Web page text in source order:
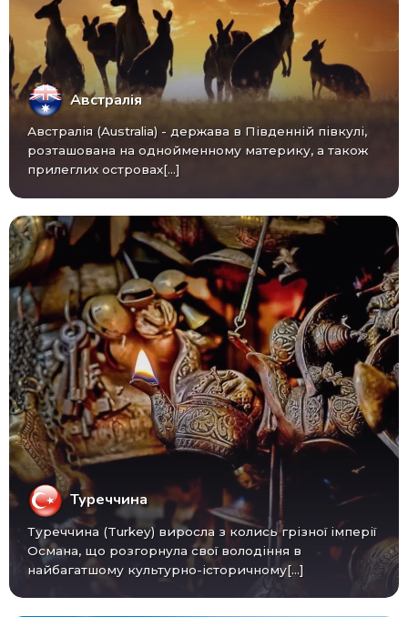
Австралія
Австралія (Australia) - ​​держава в Південній півкулі,
розташована на однойменному материку, а також
прилеглих островах[...]
Туреччина
Туреччина (Turkey) виросла з колись грізної імперії
Османа, що розгорнула свої володіння в
найбагатшому культурно-історичному[...]